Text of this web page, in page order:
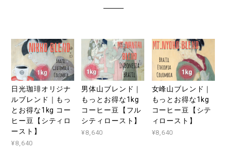
日光珈琲オリジナ
ルブレンド｜もっ
とお得な1kg コー
ヒー豆【シティロ
ースト】
¥8,640
男体山ブレンド｜
もっとお得な1kg
コーヒー豆【フル
シティロースト】
¥8,640
女峰山ブレンド｜
もっとお得な1kg
コーヒー豆【シテ
ィロースト】
¥8,640